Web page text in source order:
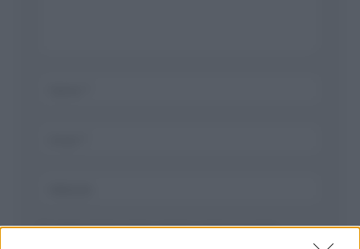
Salva il mio nome, email, e sito in questo